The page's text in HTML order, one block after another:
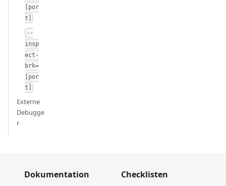
[por
t]
--
insp
ect-
brk=
[por
t]
Externe
Debugge
r
Dokumentation
Checklisten